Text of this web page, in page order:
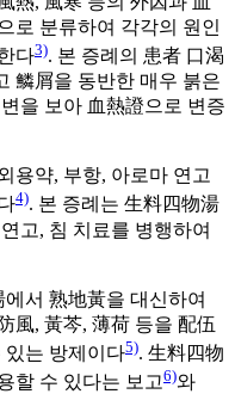
로 분류하여 각각의 원인
다3). 본 증례의 患者 口渴
鱗屑을 동반한 매우 붉은
을 보아 血熱證으로 변증
용약, 부항, 아로마 연고
4). 본 증례는 生料四物湯
고, 침 치료를 병행하여
서 熟地黃을 대신하여
風, 黃芩, 薄荷 등을 配伍
있는 방제이다5). 生料四物
할 수 있다는 보고6)와